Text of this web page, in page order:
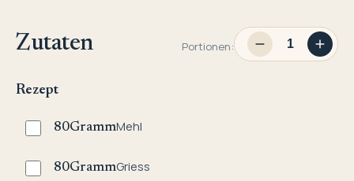
Zutaten Portionen:
Rezept
80GrammMehl
80GrammGriess